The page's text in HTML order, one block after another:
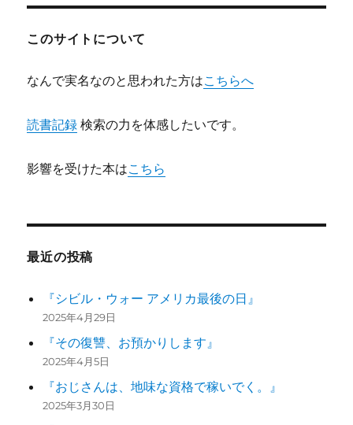
ン
このサイトについて
なんで実名なのと思われた方はこちらへ
読書記録 検索の力を体感したいです。
影響を受けた本はこちら
最近の投稿
『シビル・ウォー アメリカ最後の日』
2025年4月29日
『その復讐、お預かりします』
2025年4月5日
『おじさんは、地味な資格で稼いでく。』
2025年3月30日